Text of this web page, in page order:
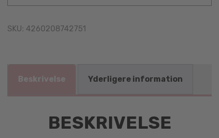
SKU: 4260208742751
Beskrivelse Yderligere information
BESKRIVELSE